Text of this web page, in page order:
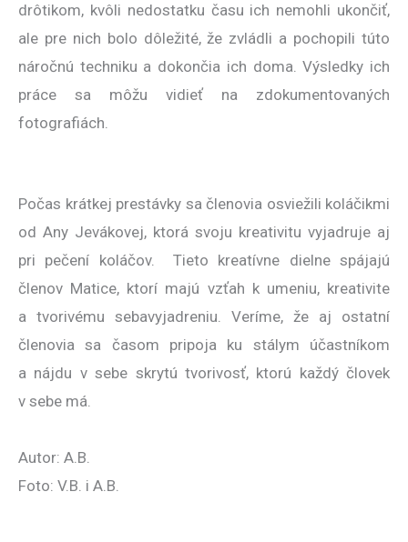
drôtikom, kvôli nedostatku času ich nemohli ukončiť,
ale pre nich bolo dôležité, že zvládli a pochopili túto
náročnú techniku a dokončia ich doma. Výsledky ich
práce sa môžu vidieť na zdokumentovaných
fotografiách.
Počas krátkej prestávky sa členovia osviežili koláčikmi
od Any Jevákovej, ktorá svoju kreativitu vyjadruje aj
pri pečení koláčov. Tieto kreatívne dielne spájajú
členov Matice, ktorí majú vzťah k umeniu, kreativite
a tvorivému sebavyjadreniu. Veríme, že aj ostatní
členovia sa časom pripoja ku stálym účastníkom
a nájdu v sebe skrytú tvorivosť, ktorú každý človek
v sebe má.
Autor: A.B.
Foto: V.B. i A.B.